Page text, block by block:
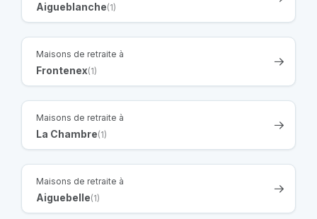
Aigueblanche(1)
Maisons de retraite à
Frontenex(1)
Maisons de retraite à
La Chambre(1)
Maisons de retraite à
Aiguebelle(1)